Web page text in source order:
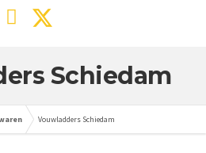
Schiedam
Vouwladders Schiedam